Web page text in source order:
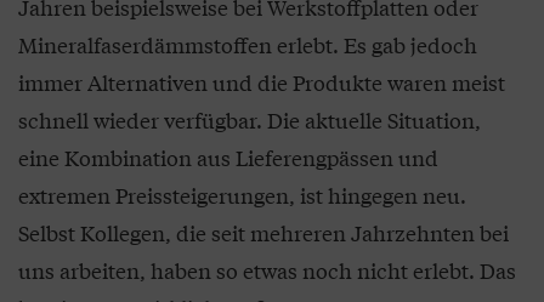
Jahren beispielsweise bei Werkstoffplatten oder
Mineralfaserdämmstoffen erlebt. Es gab jedoch
immer Alternativen und die Produkte waren meist
schnell wieder verfügbar. Die aktuelle Situation,
eine Kombination aus Lieferengpässen und
extremen Preissteigerungen, ist hingegen neu.
Selbst Kollegen, die seit mehreren Jahrzehnten bei
uns arbeiten, haben so etwas noch nicht erlebt. Das